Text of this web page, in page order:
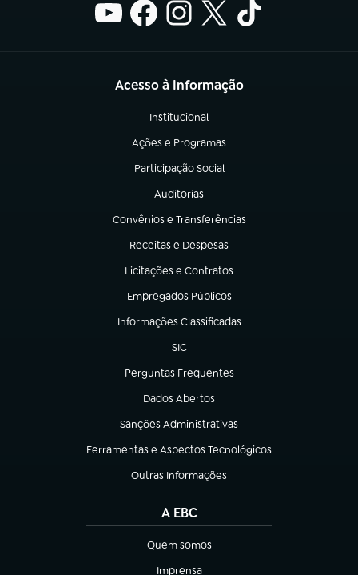
Acesso à Informação
Institucional
(abre em nova aba)
Ações e Programas
(abre em nova aba)
Participação Social
(abre em nova aba)
Auditorias
(abre em nova aba)
Convênios e Transferências
(abre em nova aba)
Receitas e Despesas
(abre em nova aba)
Licitações e Contratos
(abre em nova aba)
Empregados Públicos
(abre em nova aba)
Informações Classificadas
(abre em nova aba)
SIC
(abre em nova aba)
Perguntas Frequentes
(abre em nova aba)
Dados Abertos
(abre em nova aba)
Sanções Administrativas
(abre em nova aba)
Ferramentas e Aspectos Tecnológicos
(abre em nova aba)
Outras Informações
(abre em nova aba)
A EBC
Quem somos
(abre em nova aba)
Imprensa